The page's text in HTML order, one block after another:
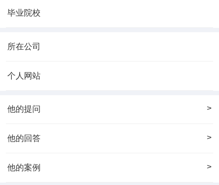
毕业院校
所在公司
个人网站
他的提问 >
他的回答 >
他的案例 >